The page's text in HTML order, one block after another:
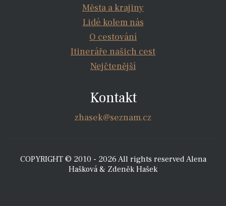
Města a krajiny
Lidé kolem nás
O cestování
Itineráře našich cest
Nejčtenější
Kontakt
zhasek@seznam.cz
COPYRIGHT © 2010 - 2026 All rights reserved Alena
Hašková & Zdeněk Hašek